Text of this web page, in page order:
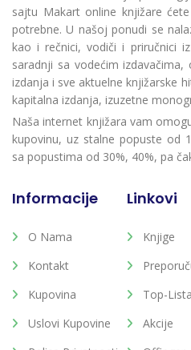
sajtu Makart online knjižare
potrebne. U našoj ponudi se
kao i rečnici, vodiči i priručnici
saradnji sa vodećim
izdanja i sve aktuelne knjižarske
kapitalna izdanja, izuzetne
Naša internet knjižara vam
kupovinu, uz stalne popuste od
sa popustima od 30%, 40%, pa
Informacije
O Nama
Kontakt
Kupovina
Uslovi Kupovine
Linkovi
Knjige
Top-Lista
Akcije